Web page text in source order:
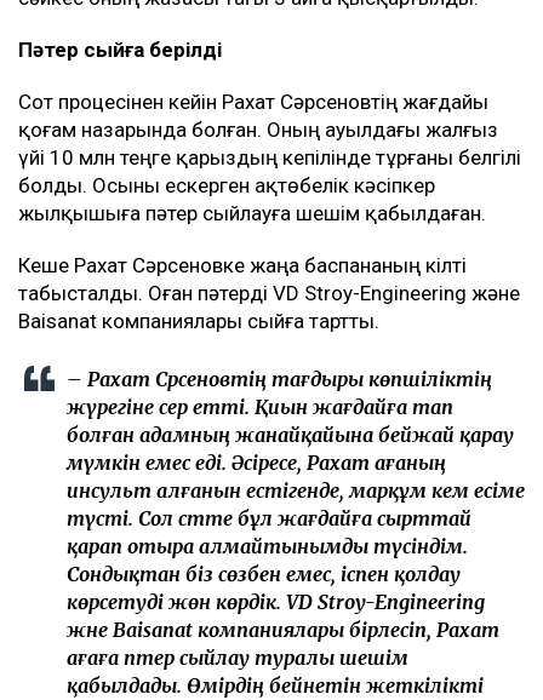
Пәтер сыйға берілді
Сот процесінен кейін Рахат Сәрсеновтің жағдайы
қоғам назарында болған. Оның ауылдағы жалғыз
үйі 10 млн теңге қарыздың кепілінде тұрғаны белгілі
болды. Осыны ескерген ақтөбелік кәсіпкер
жылқышыға пәтер сыйлауға шешім қабылдаған.
Кеше Рахат Сәрсеновке жаңа баспананың кілті
табысталды. Оған пәтерді VD Stroy-Engineering және
Baisanat компаниялары сыйға тартты.
– Рахат Сәрсеновтің тағдыры көпшіліктің
жүрегіне әсер етті. Қиын жағдайға тап
болған адамның жанайқайына бейжай қарау
мүмкін емес еді. Әсіресе, Рахат ағаның
инсульт алғанын естігенде, марқұм әкем есіме
түсті. Сол сәтте бұл жағдайға сырттай
қарап отыра алмайтынымды түсіндім.
Сондықтан біз сөзбен емес, іспен қолдау
көрсетуді жөн көрдік. VD Stroy-Engineering
және Baisanat компаниялары бірлесіп, Рахат
ағаға пәтер сыйлау туралы шешім
қабылдады. Өмірдің бейнетін жеткілікті